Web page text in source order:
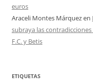
euros
Araceli Montes Márquezen
subraya las
F.C. y Betis
ETIQUETAS